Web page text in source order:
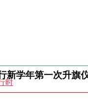
学年第一次升旗
时